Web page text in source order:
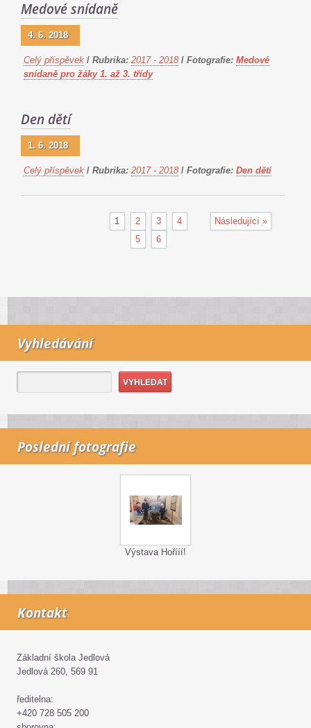
Medové snídaně
4. 6. 2018
Celý příspěvek / Rubrika: 2017 - 2018 / Fotografie: Medové
snídaně pro žáky 1. až 3. třídy
Den dětí
1. 6. 2018
Celý příspěvek / Rubrika: 2017 - 2018 / Fotografie: Den dětí
1 2 3
4
5
6
Následující »
Vyhledávání
Poslední fotografie
Výstava Hořííí!
Kontakt
Základní škola Jedlová
Jedlová 260, 569 91
ředitelna:
+420 728 505 200